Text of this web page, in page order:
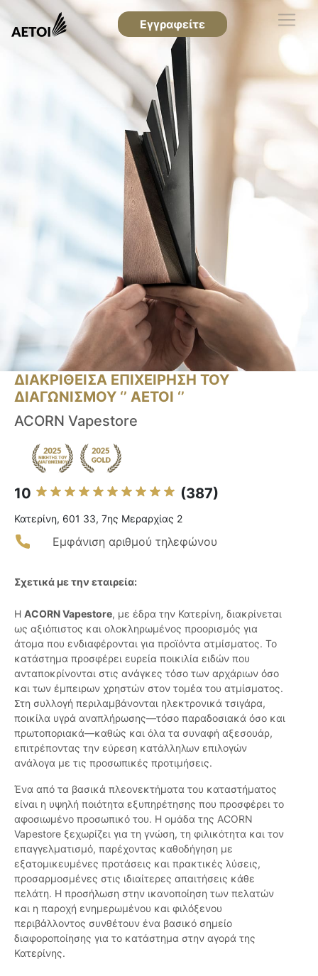
Εγγραφείτε
ΔΙΑΚΡΙΘΕΙΣΑ ΕΠΙΧΕΙΡΗΣΗ ΤΟΥ
ΔΙΑΓΩΝΙΣΜΟΥ ‘’ ΑΕΤΟΙ ‘’
ACORN Vapestore
10 (387)
Κατερίνη, 601 33, 7ης Μεραρχίας 2
Εμφάνιση αριθμού τηλεφώνου
Σχετικά με την εταιρεία:
Η ACORN Vapestore, με έδρα την Κατερίνη, διακρίνεται
ως αξιόπιστος και ολοκληρωμένος προορισμός για
άτομα που ενδιαφέρονται για προϊόντα ατμίσματος. Το
κατάστημα προσφέρει ευρεία ποικιλία ειδών που
ανταποκρίνονται στις ανάγκες τόσο των αρχάριων όσο
και των έμπειρων χρηστών στον τομέα του ατμίσματος.
Στη συλλογή περιλαμβάνονται ηλεκτρονικά τσιγάρα,
ποικίλα υγρά αναπλήρωσης—τόσο παραδοσιακά όσο και
πρωτοποριακά—καθώς και όλα τα συναφή αξεσουάρ,
επιτρέποντας την εύρεση κατάλληλων επιλογών
ανάλογα με τις προσωπικές προτιμήσεις.
Ένα από τα βασικά πλεονεκτήματα του καταστήματος
είναι η υψηλή ποιότητα εξυπηρέτησης που προσφέρει το
αφοσιωμένο προσωπικό του. Η ομάδα της ACORN
Vapestore ξεχωρίζει για τη γνώση, τη φιλικότητα και τον
επαγγελματισμό, παρέχοντας καθοδήγηση με
εξατομικευμένες προτάσεις και πρακτικές λύσεις,
προσαρμοσμένες στις ιδιαίτερες απαιτήσεις κάθε
πελάτη. Η προσήλωση στην ικανοποίηση των πελατών
και η παροχή ενημερωμένου και φιλόξενου
περιβάλλοντος συνθέτουν ένα βασικό σημείο
διαφοροποίησης για το κατάστημα στην αγορά της
Κατερίνης.